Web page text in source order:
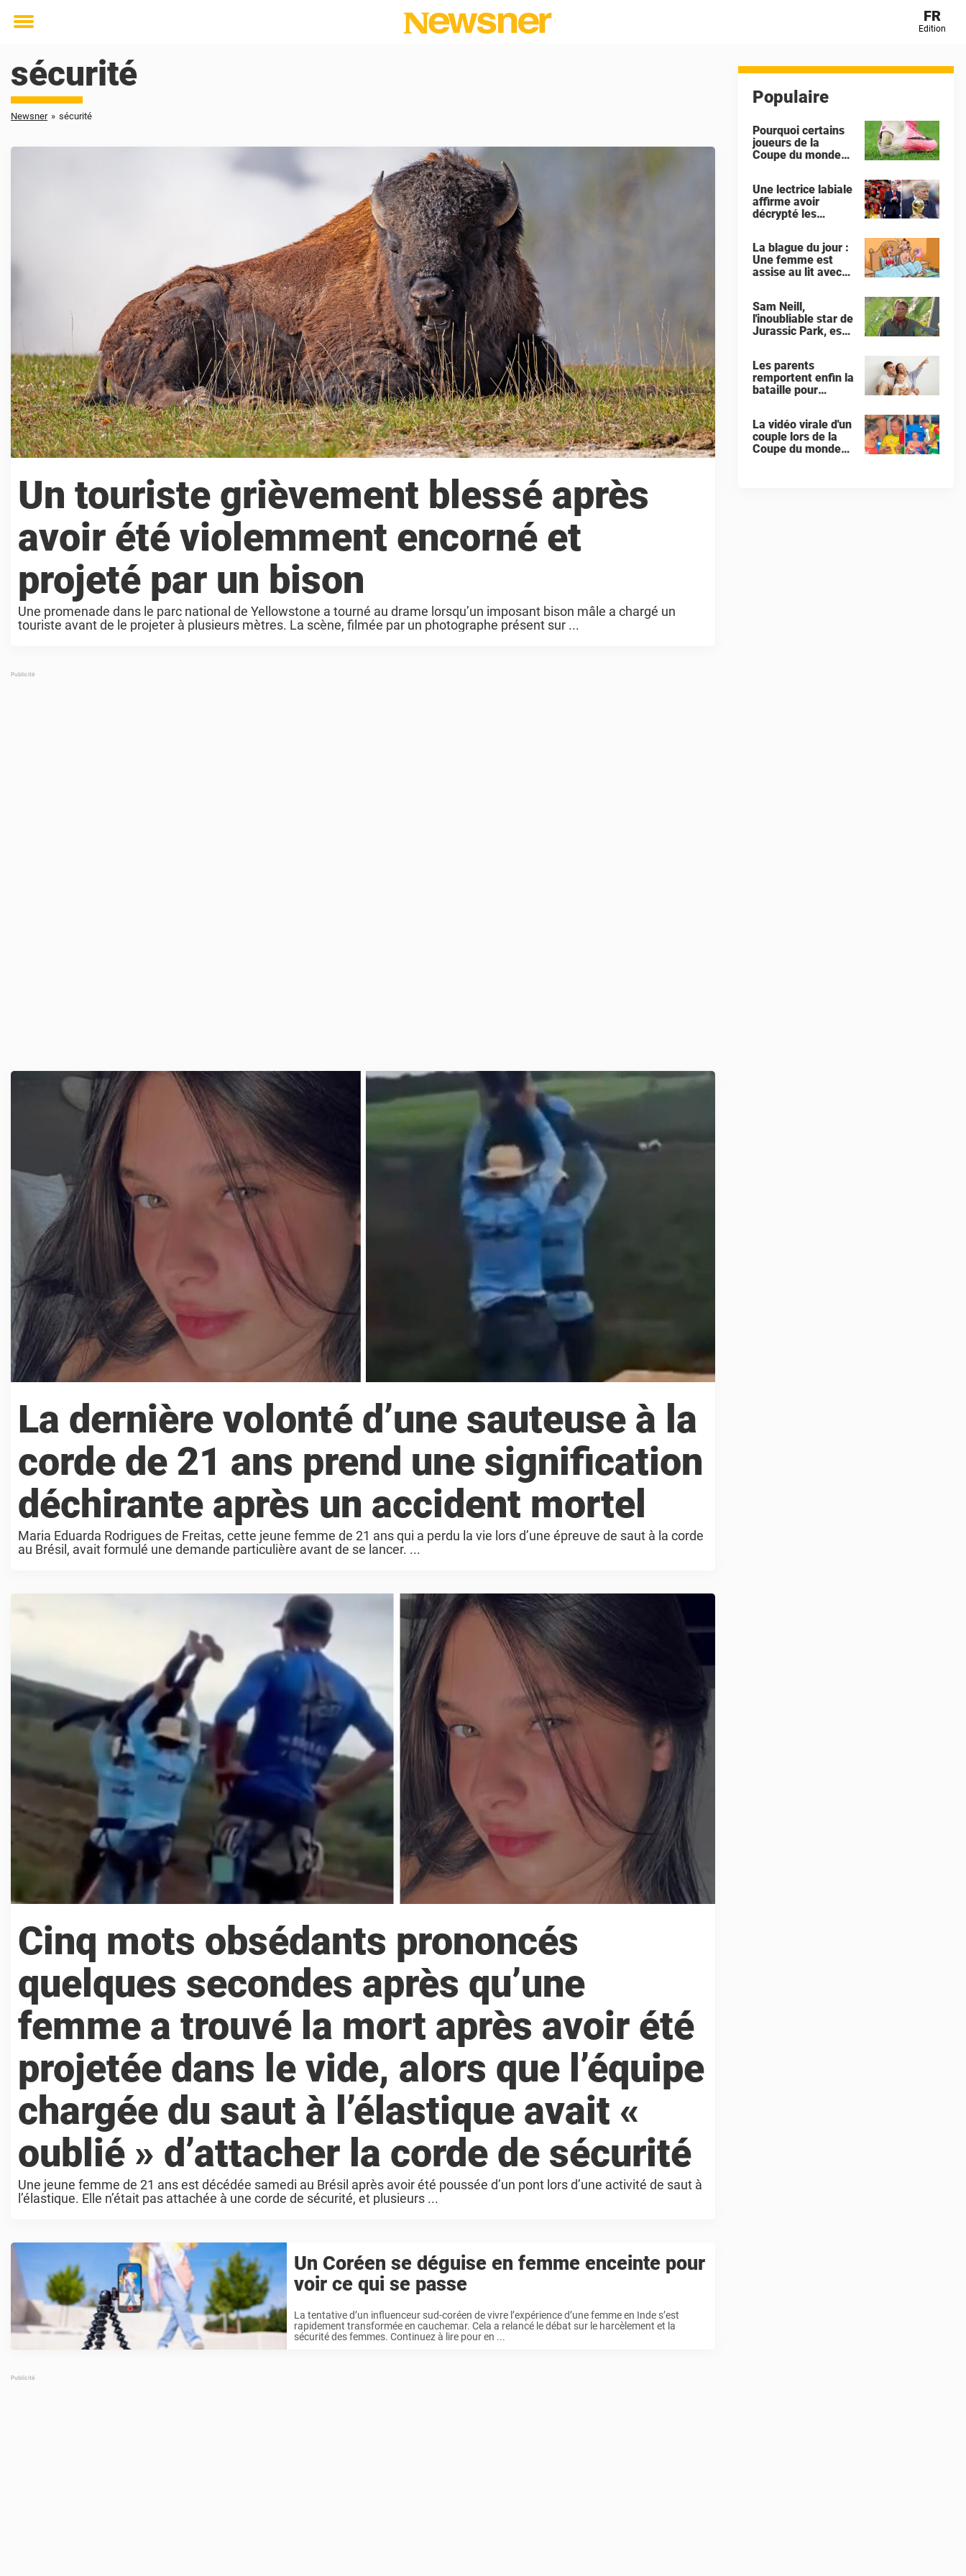
Toggle
FR
Edition
sécurité
Newsner » sécurité
Un touriste grièvement blessé après
avoir été violemment encorné et
projeté par un bison
Une promenade dans le parc national de Yellowstone a tourné au drame lorsqu’un imposant bison mâle a chargé un
touriste avant de le projeter à plusieurs mètres. La scène, filmée par un photographe présent sur ...
La dernière volonté d’une sauteuse à la
corde de 21 ans prend une signification
déchirante après un accident mortel
Maria Eduarda Rodrigues de Freitas, cette jeune femme de 21 ans qui a perdu la vie lors d’une épreuve de saut à la corde
au Brésil, avait formulé une demande particulière avant de se lancer. ...
Cinq mots obsédants prononcés
quelques secondes après qu’une
femme a trouvé la mort après avoir été
projetée dans le vide, alors que l’équipe
chargée du saut à l’élastique avait «
oublié » d’attacher la corde de sécurité
Une jeune femme de 21 ans est décédée samedi au Brésil après avoir été poussée d’un pont lors d’une activité de saut à
l’élastique. Elle n’était pas attachée à une corde de sécurité, et plusieurs ...
Un Coréen se déguise en femme enceinte pour
voir ce qui se passe
La tentative d’un influenceur sud-coréen de vivre l’expérience d’une femme en Inde s’est
rapidement transformée en cauchemar. Cela a relancé le débat sur le harcèlement et la
sécurité des femmes. Continuez à lire pour en ...
Populaire
Pourquoi certains
joueurs de la
Coupe du monde
chaussures ?
Une lectrice labiale
affirme avoir
décrypté les
Donald Trump lors
de la célébration
de l'Espagne
La blague du jour :
Une femme est
assise au lit avec
Sam Neill,
l'inoubliable star de
Jurassic Park, est
Les parents
remportent enfin la
bataille pour
interdit »
La vidéo virale d'un
couple lors de la
Coupe du monde